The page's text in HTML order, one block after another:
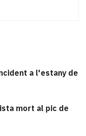
a l'estany de
mort al pic de